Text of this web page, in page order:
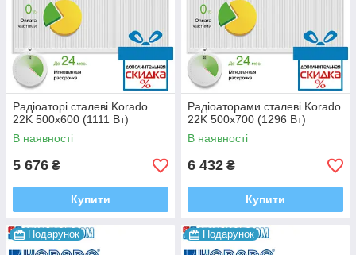
Радіоаторі сталеві Korado
22K 500x600 (1111 Bт)
В наявності
5 676 ₴
Купити
Радіоаторами сталеві Korado
22K 500x700 (1296 Bт)
В наявності
6 432 ₴
Купити
Подарунок Подарунок